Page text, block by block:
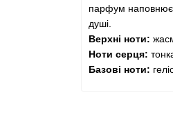
парфум наповнює
душі.
Верхні ноти:
Ноти серця:
Базові ноти: